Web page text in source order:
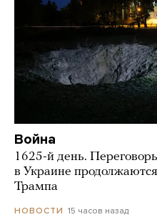
Война
1625-й день.
в Украине
Трампа
НОВОСТИ 15 часов назад